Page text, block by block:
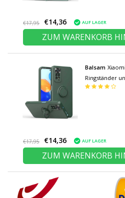
€17,95 €14,36 AUF LAGER
ZUM WARENKORB
Balsam
Ringständer
Schutzhülle
€17,95 €14,36 AUF LAGER
ZUM WARENKORB